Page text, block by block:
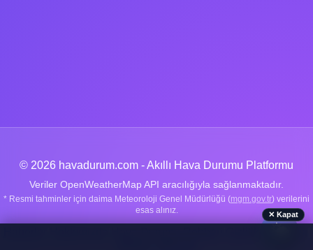
© 2026 havadurum.com - Akıllı Hava Durumu Platformu
Veriler OpenWeatherMap API aracılığıyla sağlanmaktadır.
* Resmi tahminler için daima Meteoroloji Genel Müdürlüğü (mgm.gov.tr) verilerini
esas alınız.
🌤️
✕ Kapat